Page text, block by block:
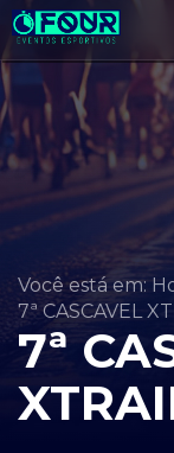
Você está em:
7ª CASCAVEL
7ª